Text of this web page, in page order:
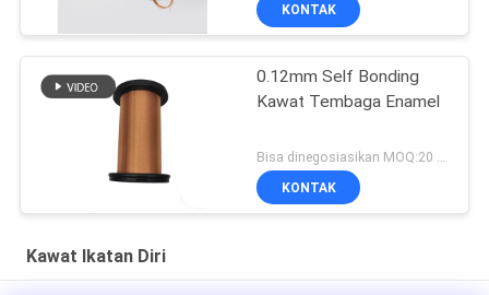
KONTAK
0.12mm Self Bonding
Kawat Tembaga Enamel
KONTAK
Kawat Ikatan Diri